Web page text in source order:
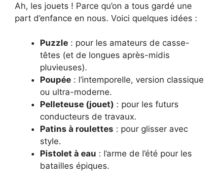
Ah, les jouets ! Parce qu’on a tous gardé une
part d’enfance en nous. Voici quelques idées :
Puzzle : pour les amateurs de casse-
têtes (et de longues après-midis
pluvieuses).
Poupée : l’intemporelle, version classique
ou ultra-moderne.
Pelleteuse (jouet) : pour les futurs
conducteurs de travaux.
Patins à roulettes : pour glisser avec
style.
Pistolet à eau : l’arme de l’été pour les
batailles épiques.